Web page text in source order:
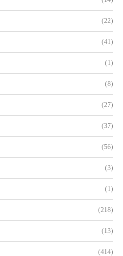
(22)
(41)
(1)
(8)
(27)
(37)
(56)
(3)
(1)
(218)
(13)
(414)